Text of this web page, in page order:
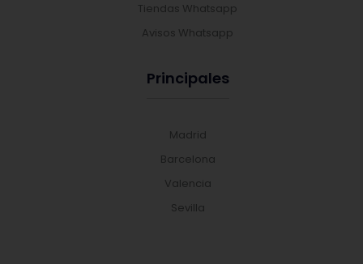
Tiendas Whatsapp
Avisos Whatsapp
Principales
Madrid
Barcelona
Valencia
Sevilla